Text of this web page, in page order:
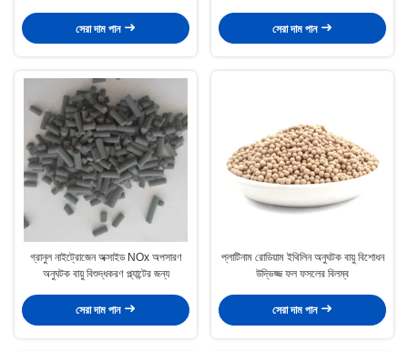
সেরা দাম পান সেরা দাম পান
গ্রানুল নাইট্রোজেন অক্সাইড NOx অপসারণ
অনুঘটক বায়ু বিশুদ্ধকরণ প্ল্যান্টের জন্য
সেরা দাম পান
প্লাটিনাম রোডিয়াম ইথিলিন অনুঘটক বায়ু বিশোধন
উদ্ভিজ্জ ফল ফসলের বিলম্ব
সেরা দাম পান